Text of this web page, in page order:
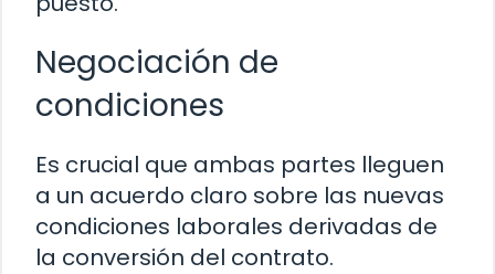
Negociación de
condiciones
Es crucial que ambas partes lleguen
a un acuerdo claro sobre las nuevas
condiciones laborales derivadas de
la conversión del contrato.